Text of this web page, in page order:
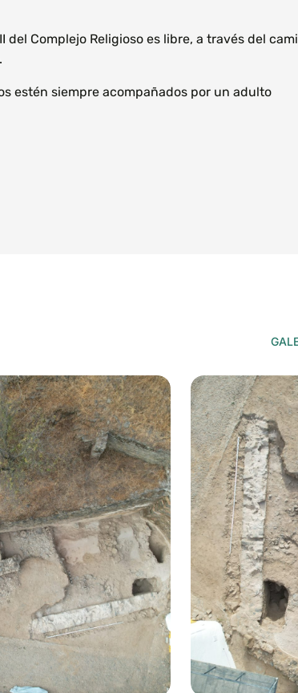
del Complejo Religioso es libre, a través del
estén siempre acompañados por un adulto